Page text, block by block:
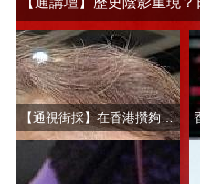
【通視街採】在香港攢夠多少錢才敢退休？有人退而不休，有人放眼大灣區